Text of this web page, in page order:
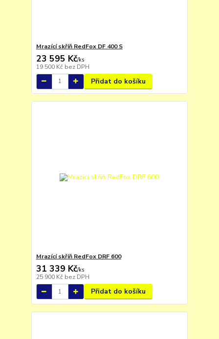
Mrazící skříň RedFox DF 400 S
23 595 Kč/ks
19 500 Kč bez DPH
Přidat do košíku
Mrazící skříň RedFox DRF 600
31 339 Kč/ks
25 900 Kč bez DPH
Přidat do košíku